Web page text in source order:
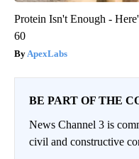
Protein Isn't Enough -
60
ApexLabs
BE PART OF THE
News Channel 3 is
civil and constructive